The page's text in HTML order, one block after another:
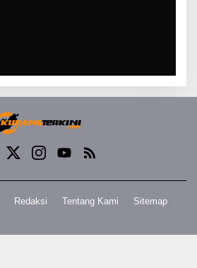
Redaksi Tentang Kami
Sitemap